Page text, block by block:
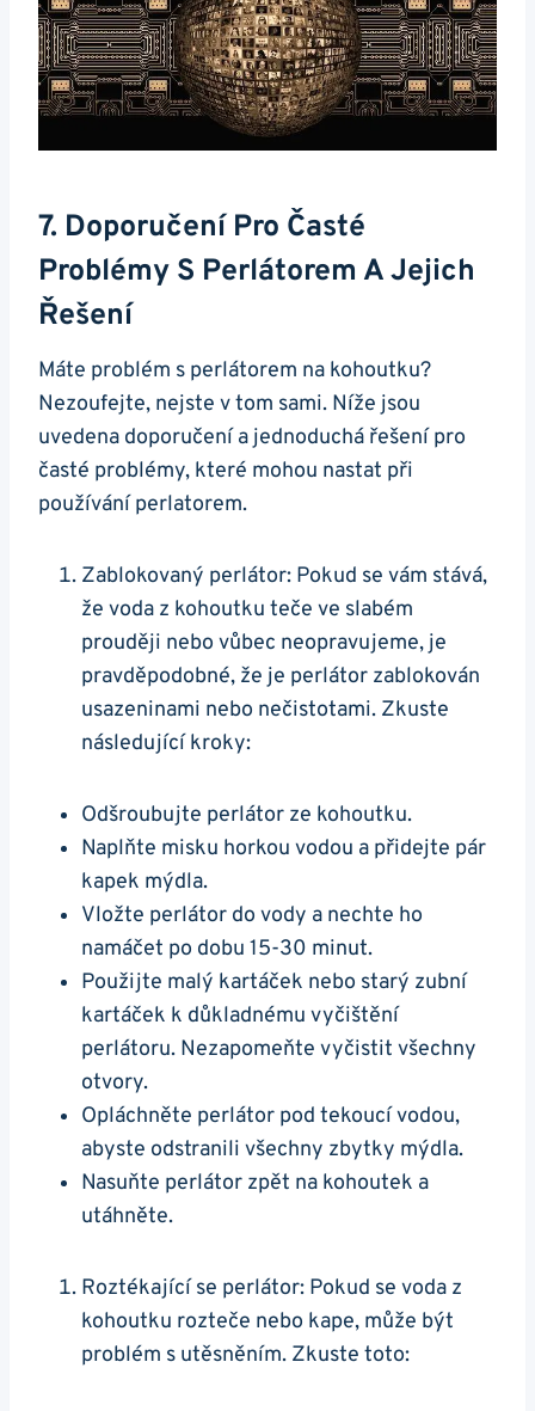
7. Doporučení Pro Časté
Problémy ​s Perlátorem A Jejich
Řešení
Máte problém s perlátorem na‌ kohoutku?
Nezoufejte, nejste v tom​ sami. Níže jsou‌
uvedena doporučení a ‍jednoduchá řešení pro
časté problémy, které mohou nastat při
používání perlatorem.
Zablokovaný​ perlátor: Pokud se vám stává,
že voda z kohoutku teče ve⁣ slabém
prouději nebo vůbec neopravujeme, je
pravděpodobné, že​ je perlátor zablokován
usazeninami nebo​ nečistotami.⁢ Zkuste
následující kroky:
Odšroubujte perlátor‌ ze‍ kohoutku.
Naplňte misku⁤ horkou vodou a přidejte pár
kapek mýdla.
Vložte perlátor do vody a nechte ho
namáčet ​po dobu 15-30 minut.
Použijte malý kartáček nebo starý zubní
kartáček k důkladnému vyčištění
perlátoru.⁤ Nezapomeňte vyčistit všechny
otvory.
Opláchněte perlátor pod⁢ tekoucí vodou,
abyste odstranili všechny zbytky mýdla.
Nasuňte perlátor zpět na kohoutek a
utáhněte.
Roztékající se perlátor: Pokud se voda z
kohoutku rozteče nebo kape, může být
problém s utěsněním. Zkuste toto: